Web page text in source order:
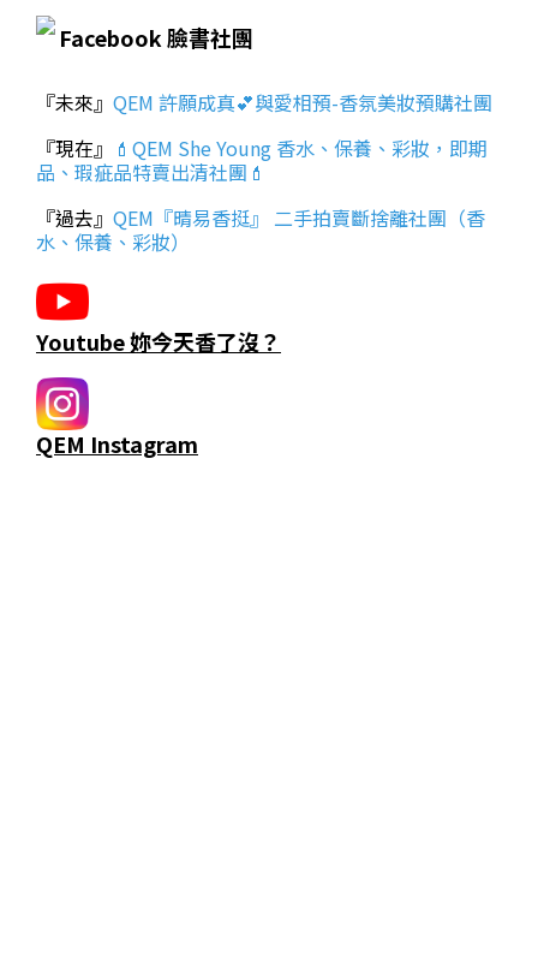
Facebook 臉書社團
『未來』 QEM 許願成真💕與愛相預-香氛美妝預購社團
『現在』 💄QEM She Young 香水、保養、彩妝，即期
品、瑕疵品特賣出清社團💄
『過去』 QEM『晴易香挺』 二手拍賣斷捨離社團（香
水、保養、彩妝）
Youtube 妳今天香了沒？
QEM Instagram